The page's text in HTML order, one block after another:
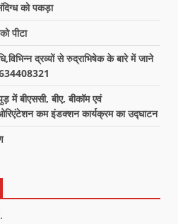
को पकड़ा
पीटा
द्रव्यों से रुद्राभिषेक के बारे में जाने
बीएससी, बीए, बीकॉम एवं
कम इंडक्शन कार्यक्रम का उद्घाटन